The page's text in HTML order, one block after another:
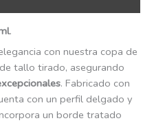
.
con nuestra copa de
tallo tirado, asegurando
. Fabricado con
con un perfil delgado y
un borde tratado